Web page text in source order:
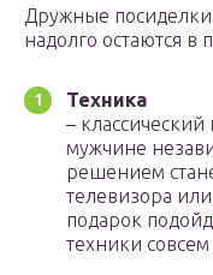
Дружные
надолго остаются в
Техника
–
мужчине
решением
телевизора
подарок
техники